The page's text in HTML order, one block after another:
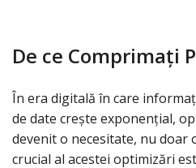
De ce Comprimați
În era digitală în care
de date crește exponențial,
devenit o necesitate, nu doar
crucial al acestei optimizări